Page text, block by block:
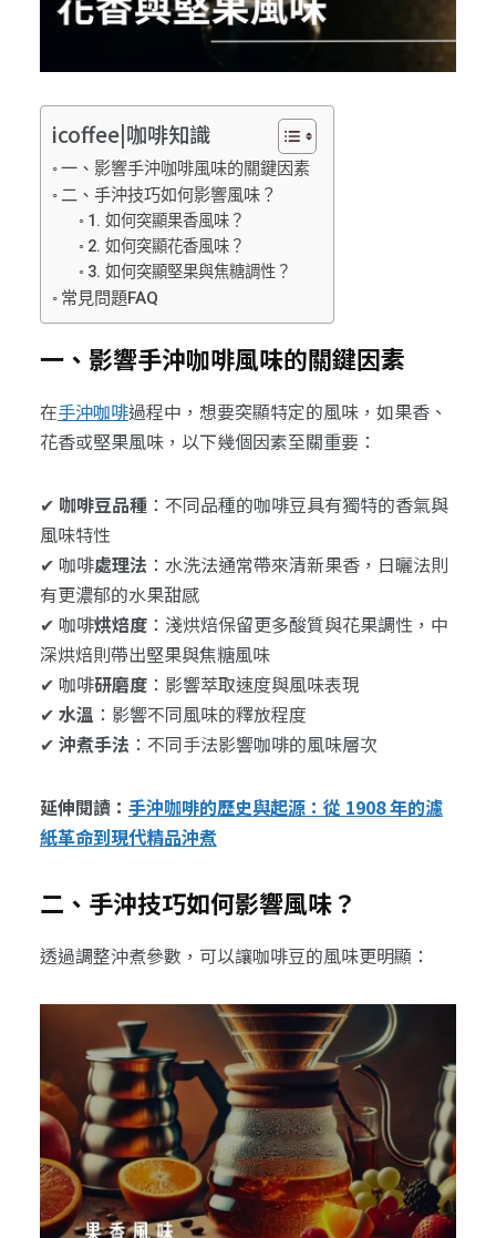
icoffee|咖啡知識
一、影響手沖咖啡風味的關鍵因素
二、手沖技巧如何影響風味？
1. 如何突顯果香風味？
2. 如何突顯花香風味？
3. 如何突顯堅果與焦糖調性？
常見問題FAQ
一、影響手沖咖啡風味的關鍵因素
在手沖咖啡過程中，想要突顯特定的風味，如果香、
花香或堅果風味，以下幾個因素至關重要：
✔ 咖啡豆品種：不同品種的咖啡豆具有獨特的香氣與
風味特性
✔ 咖啡處理法 ：水洗法通常帶來清新果香，日曬法則
有更濃郁的水果甜感
✔ 咖啡烘焙度：淺烘焙保留更多酸質與花果調性，中
深烘焙則帶出堅果與焦糖風味
✔ 咖啡研磨度：影響萃取速度與風味表現
✔ 水溫 ：影響不同風味的釋放程度
✔ 沖煮手法 ：不同手法影響咖啡的風味層次
延伸閱讀： 手沖咖啡的歷史與起源：從 1908 年的濾
紙革命到現代精品沖煮
二、手沖技巧如何影響風味？
透過調整沖煮參數，可以讓咖啡豆的風味更明顯：